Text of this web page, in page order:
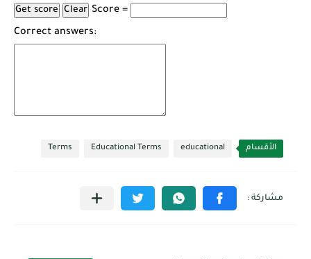
Score =
Correct answers:
الأقسام educational
Educational Terms
Terms